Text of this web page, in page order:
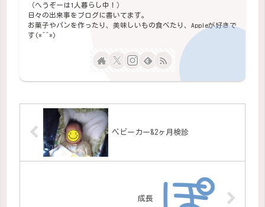
（へうぞーは1人暮らし中！）
日々の出来事をブログに書いてます。
お菓子やパンを作ったり、美味しいもの食べたり、Appleが好きで
す(*^^*)
ベビーカー&2ヶ月検診
成長